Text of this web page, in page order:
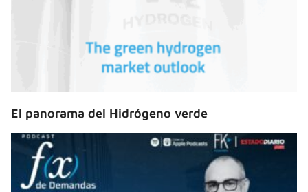
El panorama del Hidrógeno verde